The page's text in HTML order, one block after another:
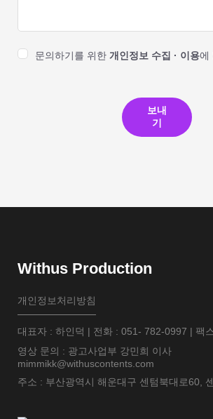
문의하기를 위한 개인정보 수집 · 이용에
보내
기
Withus Production
개인정보처리방침
대표자 : 하인덕 | 전화 : 051- 782-0997 | 팩
영상 문의 : 광고사업부 강민희 이사
mimmikk@withuscontents.com
주소 : 부산광역시 해운대구 센텀북대로60,